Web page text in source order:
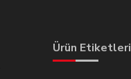
Ürün Etiketleri